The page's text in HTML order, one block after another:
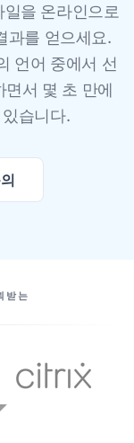
을 온라인으로
과를 얻으세요.
언어 중에서 선
서 몇 초 만에
습니다.
받는